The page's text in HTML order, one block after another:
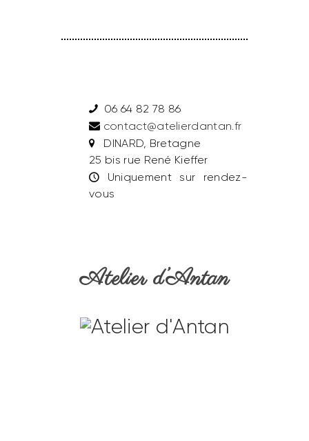
06 64 82 78 86
contact@atelierdantan.fr
DINARD, Bretagne
25 bis rue René Kieffer
Uniquement sur rendez-
vous
Atelier d’Antan